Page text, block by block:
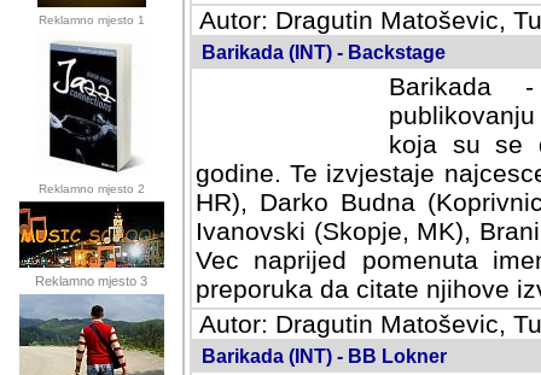
Reklamno mjesto 1
Reklamno mjesto 2
Reklamno mjesto 3
Autor: Dragutin Matoševic,
Barikada (INT) - Backstage
Barikada
koja su se
godine. Te izvjestaje
HR), Darko Budna
Ivanovski (Skopje, MK),
Vec naprijed pomenuta
preporuka da citate njihove
Autor: Dragutin Matoševic,
Barikada (INT) - BB Lokner